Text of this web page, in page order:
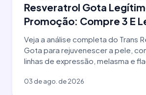
Resveratrol Gota
Promoção: Compre 3 E
Veja a análise completa do Trans
Gota para rejuvenescer a pele,
linhas de expressão, melasma e
03 de ago. de 2026